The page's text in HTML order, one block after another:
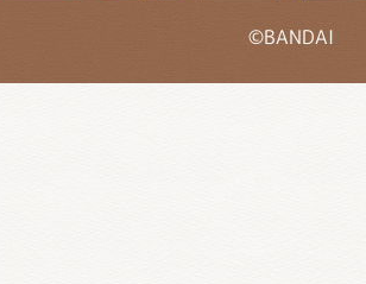
©BANDAI